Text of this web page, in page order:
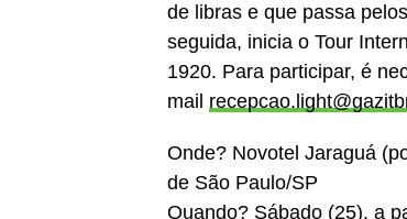
de libras e que passa
seguida, inicia o Tour
1920. Para participar, é
mail
Onde? Novotel Jaraguá
de São Paulo/SP
Quando? Sábado (25), a